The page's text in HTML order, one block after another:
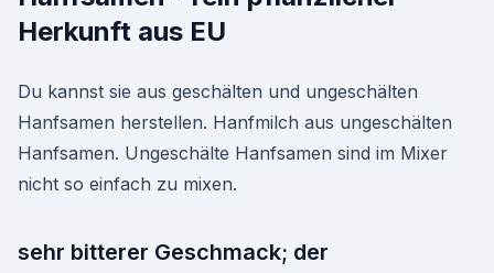
Herkunft aus EU
Du kannst sie aus geschälten und ungeschälten
Hanfsamen herstellen. Hanfmilch aus ungeschälten
Hanfsamen. Ungeschälte Hanfsamen sind im Mixer
nicht so einfach zu mixen.
sehr bitterer Geschmack; der